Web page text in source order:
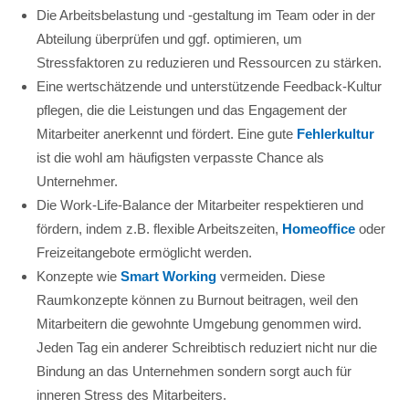
Die Arbeitsbelastung und -gestaltung im Team oder in der
Abteilung überprüfen und ggf. optimieren, um
Stressfaktoren zu reduzieren und Ressourcen zu stärken.
Eine wertschätzende und unterstützende Feedback-Kultur
pflegen, die die Leistungen und das Engagement der
Mitarbeiter anerkennt und fördert. Eine gute Fehlerkultur
ist die wohl am häufigsten verpasste Chance als
Unternehmer.
Die Work-Life-Balance der Mitarbeiter respektieren und
fördern, indem z.B. flexible Arbeitszeiten, Homeofficeoder
Freizeitangebote ermöglicht werden.
Konzepte wie Smart Workingvermeiden. Diese
Raumkonzepte können zu Burnout beitragen, weil den
Mitarbeitern die gewohnte Umgebung genommen wird.
Jeden Tag ein anderer Schreibtisch reduziert nicht nur die
Bindung an das Unternehmen sondern sorgt auch für
inneren Stress des Mitarbeiters.